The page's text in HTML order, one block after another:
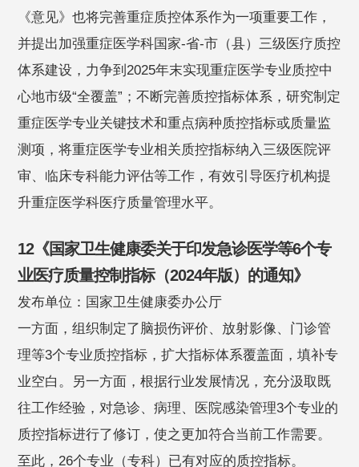
《意见》也将完善重症质控体系作为一项重要工作，
并提出加强重症医学科国家-省-市（县）三级医疗质控
体系建设，力争到2025年末实现重症医学专业质控中
心地市级“全覆盖”；不断完善质控指标体系，研究制定
重症医学专业关键技术和重点病种质控指标或质量监
测项，将重症医学专业相关质控指标纳入三级医院评
审、临床专科能力评估等工作，有效引导医疗机构提
升重症医学科医疗质量管理水平。
12《国家卫生健康委关于印发急诊医学等6个专
业医疗质量控制指标（2024年版）的通知》
发布单位：国家卫生健康委办公厅
一方面，组织制定了脑损伤评价、放射影像、门诊管
理等3个专业质控指标，扩大指标体系覆盖面，填补专
业空白。另一方面，根据行业发展情况，充分汲取既
往工作经验，对急诊、病理、医院感染管理3个专业的
质控指标进行了修订，使之更加符合当前工作需要。
至此，26个专业（专科）已有对应的质控指标。